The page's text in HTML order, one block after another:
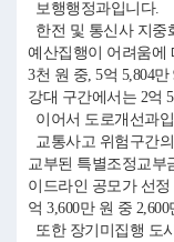
보행행정과입니다.
한전 및 통신사 지중
예산집행이 어려움에
3천 원 중, 5억 5,804
강대 구간에서는 2억
이어서 도로개선과
교통사고 위험구간
교부된 특별조정교부
이드라인 공모가 선
억 3,600만 원 중
또한 장기미집행 도